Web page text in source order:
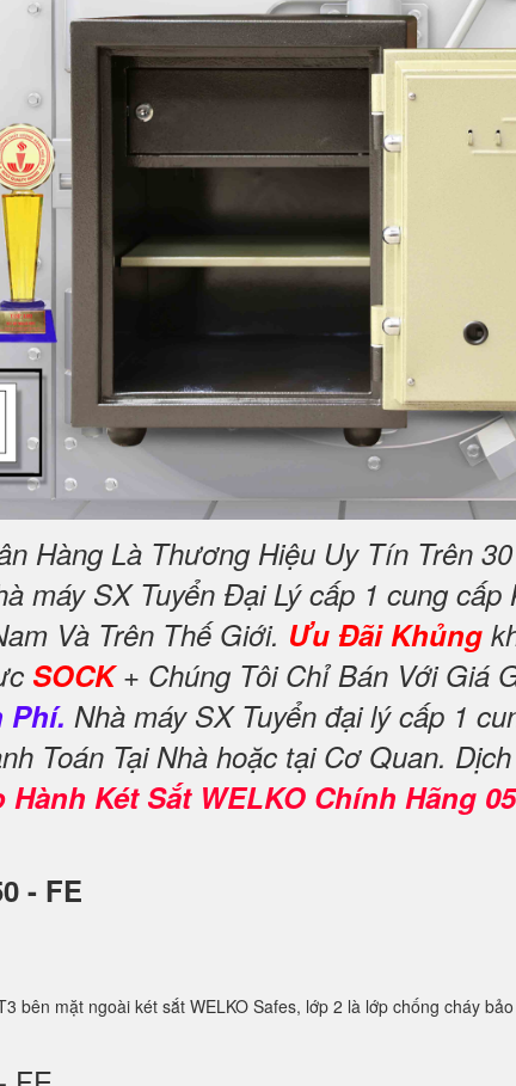
Hàng Là Thương Hiệu Uy Tín Trên
máy SX Tuyển Đại Lý cấp 1 cung cấp
Và Trên Thế Giới. Ưu Đãi Khủng
SOCK+ Chúng Tôi Chỉ Bán Với Giá
Phí. Nhà máy SX Tuyển đại lý cấp 1
Toán Tại Nhà hoặc tại Cơ Quan.
Hành Két Sắt WELKO Chính Hãng
- FE
mặt ngoài két sắt WELKO Safes, lớp 2 là lớp chống cháy